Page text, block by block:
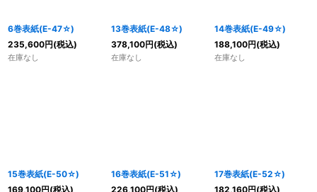
6巻表紙(E-47☆)
235,600円(税込)
在庫なし
13巻表紙(E-48☆)
378,100円(税込)
在庫なし
14巻表紙(E-49☆)
188,100円(税込)
在庫なし
15巻表紙(E-50☆)
169,100円(税込)
16巻表紙(E-51☆)
226,100円(税込)
17巻表紙(E-52☆)
182,160円(税込)